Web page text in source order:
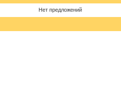
Нет предложений